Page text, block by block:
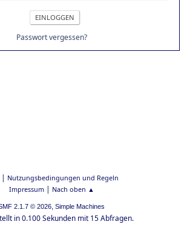
Passwort vergessen?
Nutzungsbedingungen und Regeln
Impressum| Nach oben ▲
2.1.7 © 2026, Simple Machines
in 0.100 Sekunden mit 15 Abfragen.